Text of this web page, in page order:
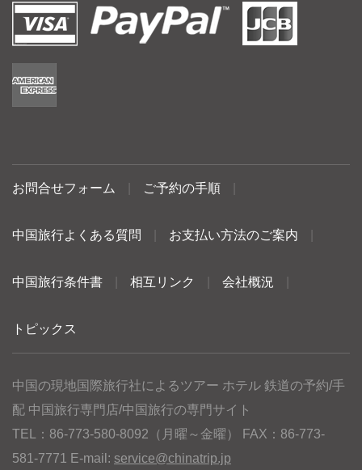
お問合せフォーム ご予約の手順
中国旅行よくある質問 お支払い方法のご案内
中国旅行条件書 相互リンク 会社概況
トピックス
中国の現地国際旅行社によるツアー ホテル 鉄道の予約/手
配 中国旅行専門店/中国旅行の専門サイト
TEL：86-773-580-8092（月曜～金曜） FAX：86-773-
581-7771 E-mail: service@chinatrip.jp